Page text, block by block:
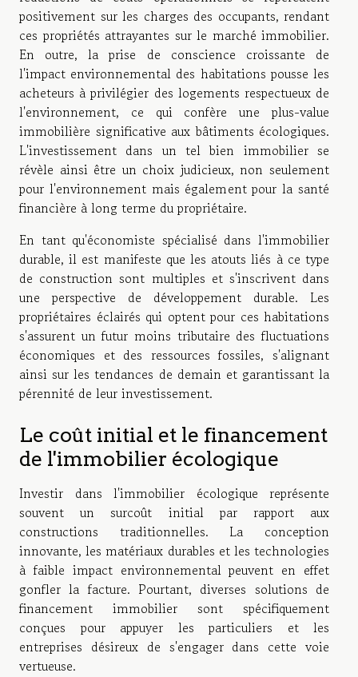
positivement sur les charges des occupants, rendant
ces propriétés attrayantes sur le marché immobilier.
En outre, la prise de conscience croissante de
l'impact environnemental des habitations pousse les
acheteurs à privilégier des logements respectueux de
l'environnement, ce qui confère une plus-value
immobilière significative aux bâtiments écologiques.
L'investissement dans un tel bien immobilier se
révèle ainsi être un choix judicieux, non seulement
pour l'environnement mais également pour la santé
financière à long terme du propriétaire.
En tant qu'économiste spécialisé dans l'immobilier
durable, il est manifeste que les atouts liés à ce type
de construction sont multiples et s'inscrivent dans
une perspective de développement durable. Les
propriétaires éclairés qui optent pour ces habitations
s'assurent un futur moins tributaire des fluctuations
économiques et des ressources fossiles, s'alignant
ainsi sur les tendances de demain et garantissant la
pérennité de leur investissement.
Le coût initial et le financement
de l'immobilier écologique
Investir dans l'immobilier écologique représente
souvent un surcoût initial par rapport aux
constructions traditionnelles. La conception
innovante, les matériaux durables et les technologies
à faible impact environnemental peuvent en effet
gonfler la facture. Pourtant, diverses solutions de
financement immobilier sont spécifiquement
conçues pour appuyer les particuliers et les
entreprises désireux de s'engager dans cette voie
vertueuse.